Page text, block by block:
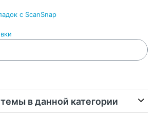
с ScanSnap
в данной категории